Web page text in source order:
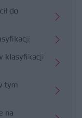
do
klasyfikacji
tym
na